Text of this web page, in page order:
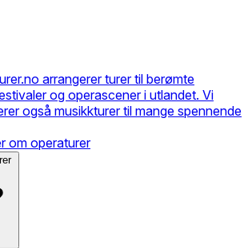
arrangerer turer til berømte
og operascener i utlandet. Vi
også musikkturer til mange spennende
om operaturer